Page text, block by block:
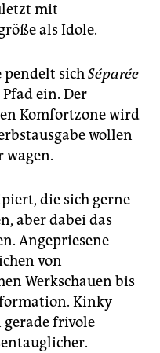
mit
als Idole.
pendelt sichSéparée
ein. Der
Komfortzone wird
wollen
wagen.
die sich gerne
aber dabei das
Angepriesene
von
Werkschauen bis
Kinky
gerade frivole